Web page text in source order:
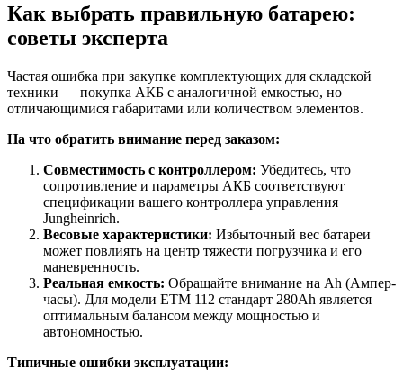
Как выбрать правильную батарею:
советы эксперта
Частая ошибка при закупке комплектующих для складской
техники — покупка АКБ с аналогичной емкостью, но
отличающимися габаритами или количеством элементов.
На что обратить внимание перед заказом:
Совместимость с контроллером: Убедитесь, что
сопротивление и параметры АКБ соответствуют
спецификации вашего контроллера управления
Jungheinrich.
Весовые характеристики: Избыточный вес батареи
может повлиять на центр тяжести погрузчика и его
маневренность.
Реальная емкость: Обращайте внимание на Ah (Ампер-
часы). Для модели ETM 112 стандарт 280Ah является
оптимальным балансом между мощностью и
автономностью.
Типичные ошибки эксплуатации: